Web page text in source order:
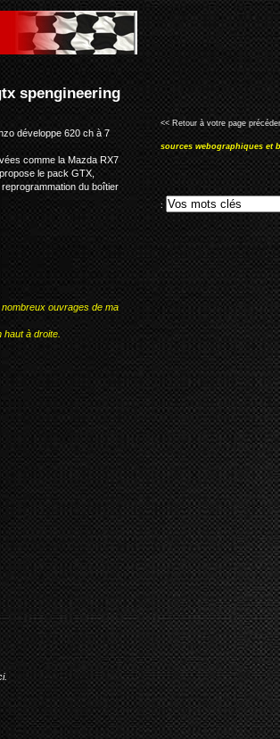
développe 620 ch à 7
comme la Mazda RX7
le pack GTX,
du boîtier
ouvrages de ma
à droite.
<< Retour à votre page
sources webographiques et
: